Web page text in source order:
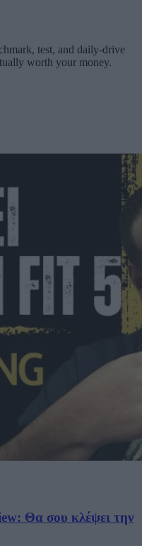
test, and daily-drive
worth your money.
Θα σου κλέψει την